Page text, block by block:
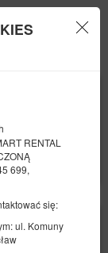
RENTAL
699,
się:
ul. Komuny